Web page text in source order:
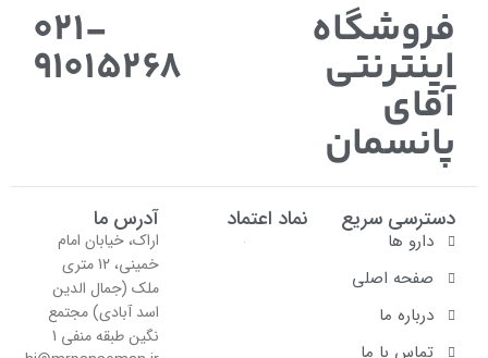
فروشگاه
اینترنتی
آقای
پانسمان
021-
91015268
دسترسی سریع
دارو ها
صفحه اصلی
درباره ما
نماد اعتماد آدرس ما
اراک، خیابان امام
خمینی، 12 متری
ملک (جمال الدین
اسد آبادی) مجتمع
نگین طبقه منفی 1